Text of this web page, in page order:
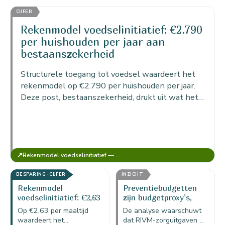
koppelt de hoeveelheid
uitstoot die met gered
voedsel en…
CIJFER
Rekenmodel voedselinitiatief: €2.790
per huishouden per jaar aan
bestaanszekerheid
Structurele toegang tot voedsel waardeert het
rekenmodel op €2.790 per huishouden per jaar.
Deze post, bestaanszekerheid, drukt uit wat het
↗ Rekenmodel voedselinitiatief — MKBA Food (versie voor 1 initiatief)
BESPARING · CIJFER
Rekenmodel
voedselinitiatief: €2,63
besparing per maaltijd
in de portemonnee
Op €2,63 per maaltijd
waardeert het
INZICHT
Preventiebudgetten
zijn budgetproxy’s,
geen exacte raming
De analyse waarschuwt
dat RIVM-zorguitgaven en